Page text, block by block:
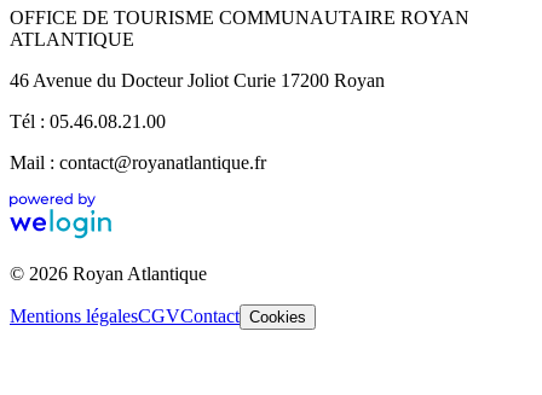
OFFICE DE TOURISME COMMUNAUTAIRE ROYAN
ATLANTIQUE
46 Avenue du Docteur Joliot Curie 17200 Royan
Tél : 05.46.08.21.00
Mail : contact@royanatlantique.fr
© 2026 Royan Atlantique
Mentions légalesCGVContact Cookies